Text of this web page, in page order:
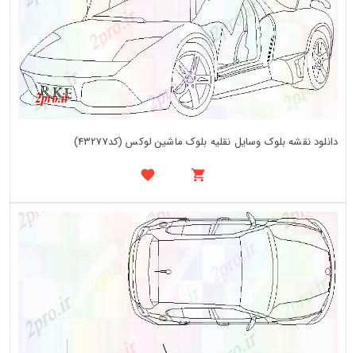
دانلود نقشه بلوک وسایل نقلیه بلوک ماشین لوکس (کد43277)